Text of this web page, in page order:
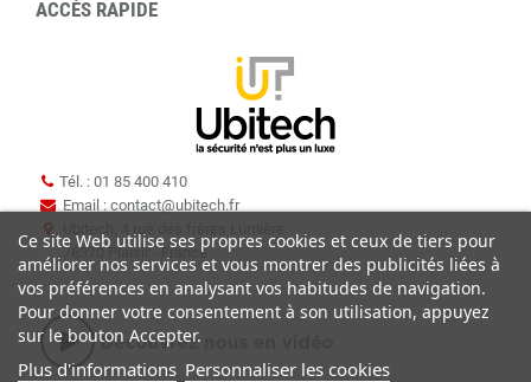
ACCÈS RAPIDE
Tél. : 01 85 400 410
Email : contact@ubitech.fr
78370 Plaisir - France
Ce site Web utilise ses propres cookies et ceux de tiers pour
améliorer nos services et vous montrer des publicités liées à
vos préférences en analysant vos habitudes de navigation.
Pour donner votre consentement à son utilisation, appuyez
sur le bouton Accepter.
Plus d'informations Personnaliser les cookies